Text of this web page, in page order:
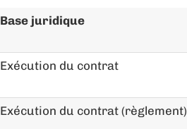
Base juridique
Exécution du contrat
Exécution du contrat (règlement)